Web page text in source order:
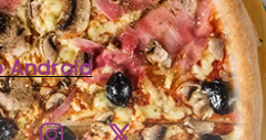
Android